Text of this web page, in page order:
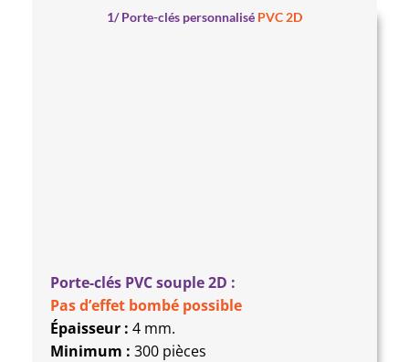
1/ Porte-clés personnalisé PVC 2D
Porte-clés PVC souple 2D :
Pas d’effet bombé possible
Épaisseur : 4 mm.
Minimum : 300 pièces